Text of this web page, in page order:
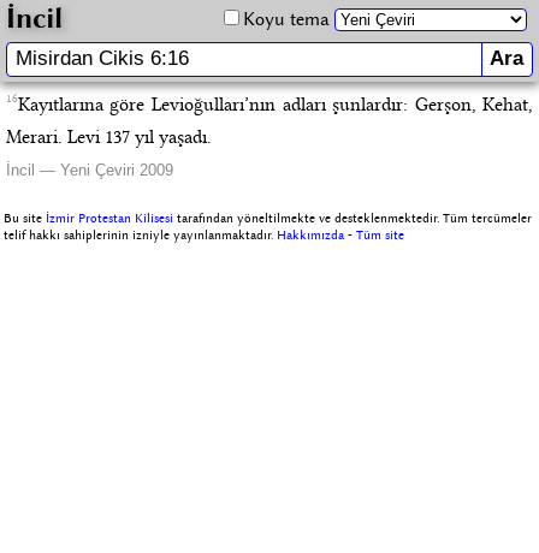
İncil Koyu tema
16Kayıtlarına göre Levioğulları’nın adları şunlardır: Gerşon, Kehat,
Merari. Levi 137 yıl yaşadı.
İncil — Yeni Çeviri 2009
Bu site İzmir Protestan Kilisesi tarafından yöneltilmekte ve desteklenmektedir. Tüm tercümeler
telif hakkı sahiplerinin izniyle yayınlanmaktadır. Hakkımızda -Tüm site